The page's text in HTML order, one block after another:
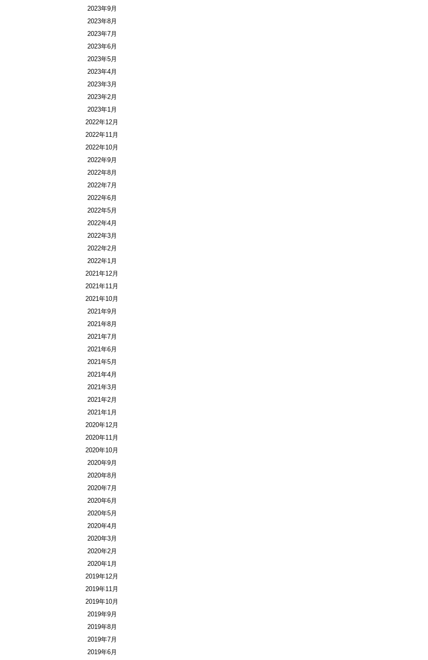
2023年9月
2023年8月
2023年7月
2023年6月
2023年5月
2023年4月
2023年3月
2023年2月
2023年1月
2022年12月
2022年11月
2022年10月
2022年9月
2022年8月
2022年7月
2022年6月
2022年5月
2022年4月
2022年3月
2022年2月
2022年1月
2021年12月
2021年11月
2021年10月
2021年9月
2021年8月
2021年7月
2021年6月
2021年5月
2021年4月
2021年3月
2021年2月
2021年1月
2020年12月
2020年11月
2020年10月
2020年9月
2020年8月
2020年7月
2020年6月
2020年5月
2020年4月
2020年3月
2020年2月
2020年1月
2019年12月
2019年11月
2019年10月
2019年9月
2019年8月
2019年7月
2019年6月